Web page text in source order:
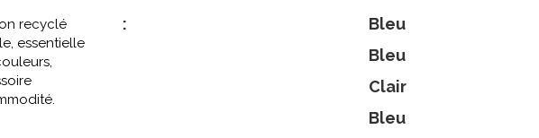
recyclé
essentielle
:
Bleu
Bleu
Clair
Bleu